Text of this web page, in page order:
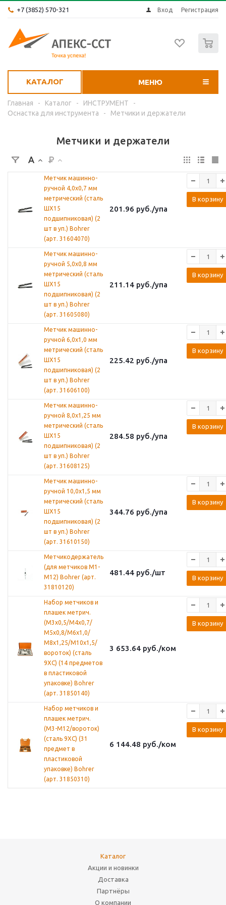
+7 (3852) 570-321 Вход Регистрация
КАТАЛОГ МЕНЮ
Главная - Каталог - ИНСТРУМЕНТ
-
Оснастка для инструмента
- Метчики и держатели
Метчики и держатели
Метчик машинно-
ручной 4,0х0,7 мм
метрический (сталь
ШХ15
подшипниковая) (2
шт в уп.) Bohrer
(арт. 31604070)
201.96 руб./упа
В корзину
Метчик машинно-
ручной 5,0х0,8 мм
метрический (сталь
ШХ15
подшипниковая) (2
шт в уп.) Bohrer
(арт. 31605080)
211.14 руб./упа
В корзину
Метчик машинно-
ручной 6,0х1,0 мм
метрический (сталь
ШХ15
подшипниковая) (2
шт в уп.) Bohrer
(арт. 31606100)
225.42 руб./упа
В корзину
Метчик машинно-
ручной 8,0х1,25 мм
метрический (сталь
ШХ15
подшипниковая) (2
шт в уп.) Bohrer
(арт. 31608125)
284.58 руб./упа
В корзину
Метчик машинно-
ручной 10,0х1,5 мм
метрический (сталь
ШХ15
подшипниковая) (2
шт в уп.) Bohrer
(арт. 31610150)
344.76 руб./упа
В корзину
Метчикодержатель
(для метчиков М1-
М12) Bohrer (арт.
31810120)
481.44 руб./шт
В корзину
Набор метчиков и
плашек метрич.
(М3х0,5/М4х0,7/
М5х0,8/М6х1,0/
М8х1,25/М10х1,5/
вороток) (сталь
9ХС) (14 предметов
в пластиковой
упаковке) Bohrer
(арт. 31850140)
3 653.64 руб./ком
В корзину
Набор метчиков и
плашек метрич.
(М3-М12/вороток)
(сталь 9ХС) (31
предмет в
пластиковой
упаковке) Bohrer
(арт. 31850310)
6 144.48 руб./ком
В корзину
Каталог
Акции и новинки
Доставка
Партнёры
О компании